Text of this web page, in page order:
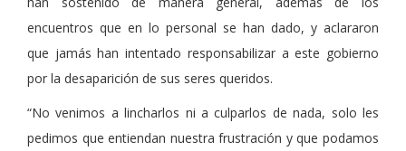
encuentros que en lo personal se han dado, y aclararon
que jamás han intentado responsabilizar a este gobierno
por la desaparición de sus seres queridos.
“No venimos a lincharlos ni a culparlos de nada, solo les
pedimos que entiendan nuestra frustración y que podamos